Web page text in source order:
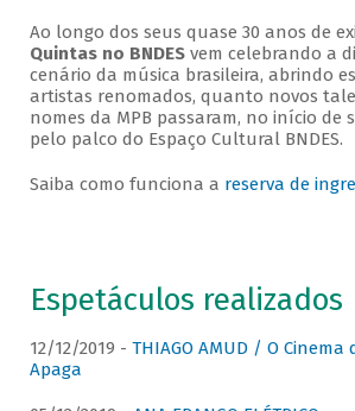
Ao longo dos seus quase 30 anos de
Quintas no BNDESvem celebrando a
cenário da música brasileira, abrindo
artistas renomados, quanto novos
nomes da MPB passaram, no início de
pelo palco do Espaço Cultural BNDES.
Saiba como funciona a reserva de
Espetáculos realizados
12/12/2019 - THIAGO AMUD / O
Apaga